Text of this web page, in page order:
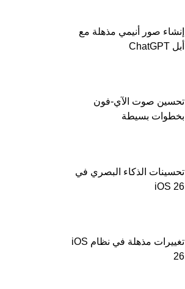
إنشاء صور أنيمي مذهلة مع
أبل ChatGPT
تحسين صوت الآي-فون
بخطوات بسيطة
تحسينات الذكاء البصري في
iOS 26
تغييرات مذهلة في نظام iOS
26